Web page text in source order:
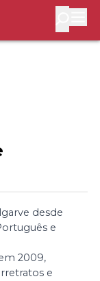
desde
e
2009,
e